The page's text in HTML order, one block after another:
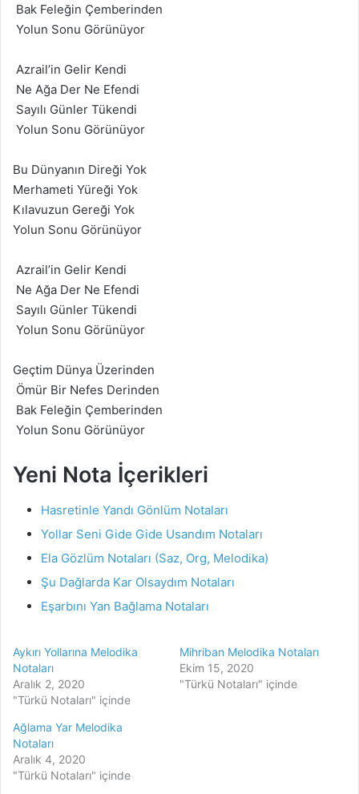
Bak Feleğin Çemberinden
Yolun Sonu Görünüyor
Azrail’in Gelir Kendi
Ne Ağa Der Ne Efendi
Sayılı Günler Tükendi
Yolun Sonu Görünüyor
Bu Dünyanın Direği Yok
Merhameti Yüreği Yok
Kılavuzun Gereği Yok
Yolun Sonu Görünüyor
Azrail’in Gelir Kendi
Ne Ağa Der Ne Efendi
Sayılı Günler Tükendi
Yolun Sonu Görünüyor
Geçtim Dünya Üzerinden
Ömür Bir Nefes Derinden
Bak Feleğin Çemberinden
Yolun Sonu Görünüyor
Yeni Nota İçerikleri
Hasretinle Yandı Gönlüm Notaları
Yollar Seni Gide Gide Usandım Notaları
Ela Gözlüm Notaları (Saz, Org, Melodika)
Şu Dağlarda Kar Olsaydım Notaları
Eşarbını Yan Bağlama Notaları
Aykırı Yollarına Melodika
Notaları
Aralık 2, 2020
"Türkü Notaları" içinde
Mihriban Melodika Notaları
Ekim 15, 2020
"Türkü Notaları" içinde
Ağlama Yar Melodika
Notaları
Aralık 4, 2020
"Türkü Notaları" içinde